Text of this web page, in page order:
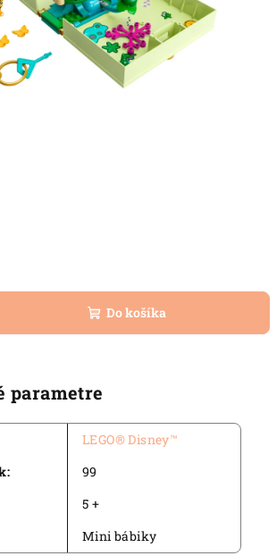
Do košíka
parametre
LEGO® Disney™
:
99
5 +
Mini bábiky